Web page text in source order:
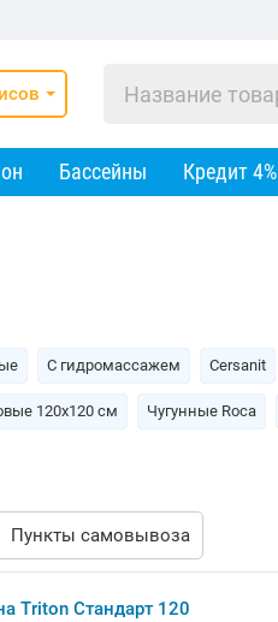
Бассейны Кредит 4%
С гидромассажем Cersanit
120х120 см Чугунные Roca
Пункты самовывоза
Triton Стандарт 120